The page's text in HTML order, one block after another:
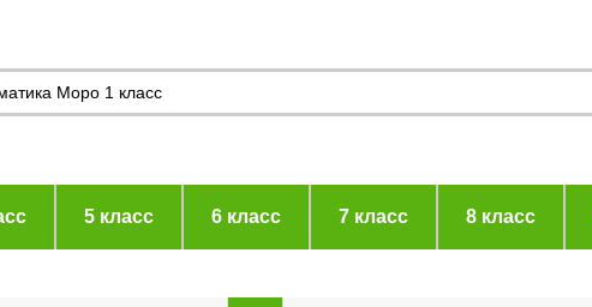
5 класс 6 класс 7 класс 8 класс